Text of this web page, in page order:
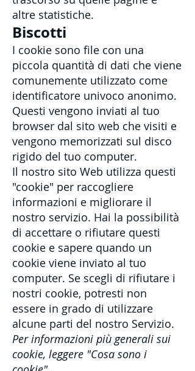
altre statistiche.
Biscotti
I cookie sono file con una
piccola quantità di dati che viene
comunemente utilizzato come
identificatore univoco anonimo.
Questi vengono inviati al tuo
browser dal sito web che visiti e
vengono memorizzati sul disco
rigido del tuo computer.
Il nostro sito Web utilizza questi
"cookie" per raccogliere
informazioni e migliorare il
nostro servizio. Hai la possibilità
di accettare o rifiutare questi
cookie e sapere quando un
cookie viene inviato al tuo
computer. Se scegli di rifiutare i
nostri cookie, potresti non
essere in grado di utilizzare
alcune parti del nostro Servizio.
Per informazioni più generali sui
cookie, leggere "Cosa sono i